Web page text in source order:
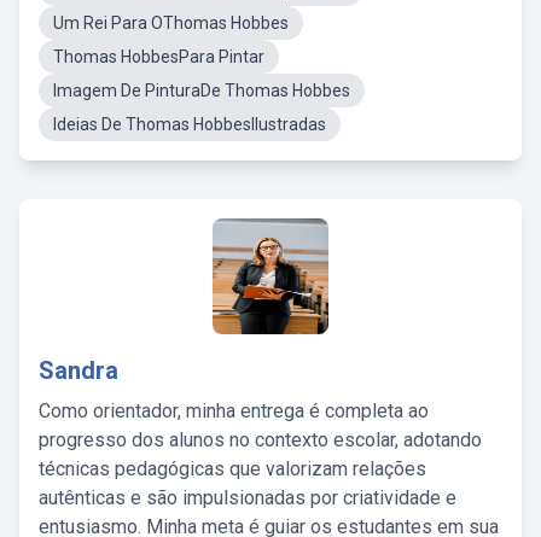
Um Rei Para OThomas Hobbes
Thomas HobbesPara Pintar
Imagem De PinturaDe Thomas Hobbes
Ideias De Thomas HobbesIlustradas
Sandra
Como orientador, minha entrega é completa ao
progresso dos alunos no contexto escolar, adotando
técnicas pedagógicas que valorizam relações
autênticas e são impulsionadas por criatividade e
entusiasmo. Minha meta é guiar os estudantes em sua